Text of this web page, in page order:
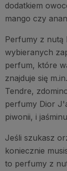
dodatkiem
mango czy
Perfumy z nutą
wybieranych
perfum, które
znajduje się
Tendre,
perfumy Dior
piwonii, i
Jeśli szukasz
koniecznie
to perfumy z